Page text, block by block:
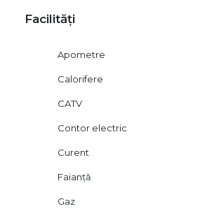
Facilități
Apometre
Calorifere
CATV
Contor electric
Curent
Faianță
Gaz